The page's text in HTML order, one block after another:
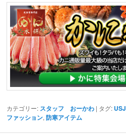
カテゴリー: スタッフ おーかわ | タグ: USJ
ファッション,防寒アイテム